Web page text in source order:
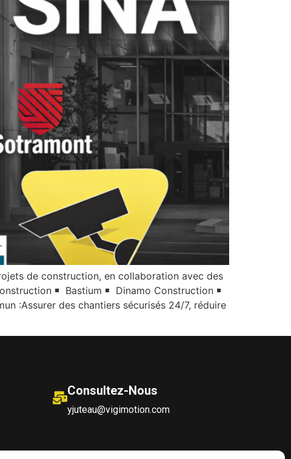
de construction, en collaboration avec des
Bastium
Dinamo Construction
:Assurer des chantiers sécurisés 24/7, réduire
Consultez-Nous
yjuteau@vigimotion.com